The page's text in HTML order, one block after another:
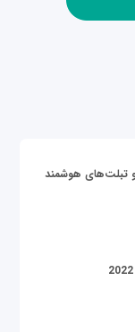
تبلت‌های هوشمند